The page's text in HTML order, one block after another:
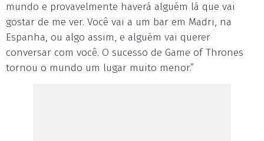
mundo e provavelmente haverá alguém lá que vai
gostar de me ver. Você vai a um bar em Madri, na
Espanha, ou algo assim, e alguém vai querer
conversar com você. O sucesso de Game of Thrones
tornou o mundo um lugar muito menor.”